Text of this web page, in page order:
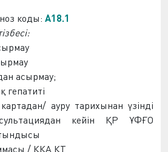
коды: A18.1
бесі:
ырмау
ырмау
асырмау;
гепатиті
ауру тарихынан үзінді
кейін ҚР ҰФҒО
сы / КҚА КТ